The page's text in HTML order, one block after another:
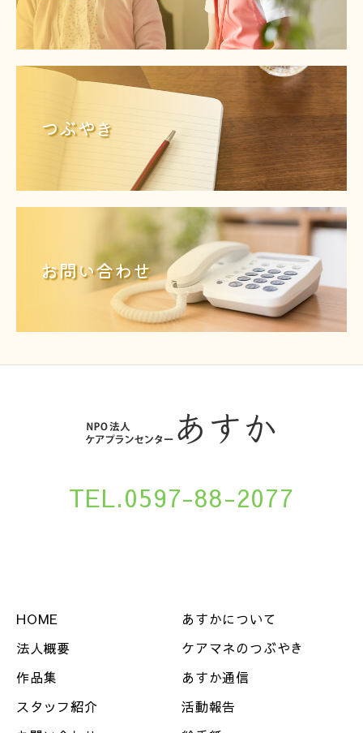
つぶやき
お問い合わせ
TEL.0597-88-2077
HOME
あすかについて
法人概要
ケアマネのつぶやき
作品集
あすか通信
スタッフ紹介
活動報告